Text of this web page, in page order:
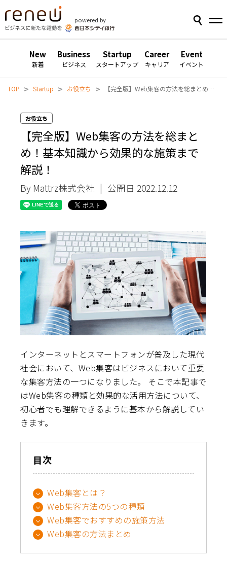
powered by
New
新着
Business
ビジネス
Startup
スタートアップ
Career
キャリア
Event
イベント
TOP > Startup > お役立ち > 【完全版】Web集客の方法を総まとめ！基本知識から効果的な施策まで解説！
お役立ち
【完全版】Web集客の方法を総まと
め！基本知識から効果的な施策まで
解説！
By Mattrz株式会社 | 公開日 2022.12.12
インターネットとスマートフォンが普及した現代
社会において、Web集客はビジネスにおいて重要
な集客方法の一つになりました。 そこで本記事で
はWeb集客の種類と効果的な活用方法について、
初心者でも理解できるように基本から解説してい
きます。
目次
Web集客とは？
Web集客方法の5つの種類
Web集客でおすすめの施策方法
Web集客の方法まとめ